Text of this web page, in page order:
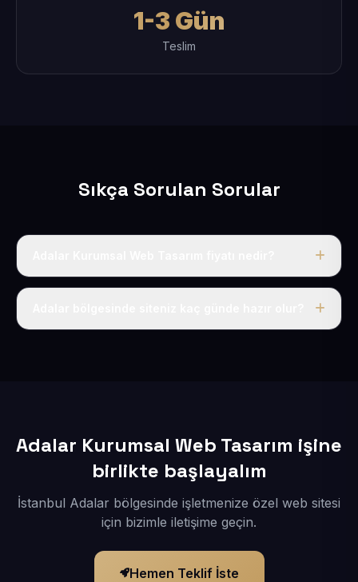
1-3 Gün
Teslim
Sıkça Sorulan Sorular
Tek fiyat uygulanır: yıllık 50 USD + KDV. Bu bedele alan
Adalar Kurumsal Web Tasarım işine
birlikte başlayalım
İstanbul Adalar bölgesinde işletmenize özel web sitesi
için bizimle iletişime geçin.
Hemen Teklif İste